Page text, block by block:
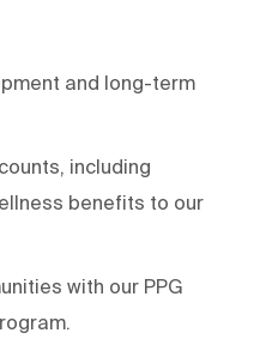
and long-term
including
benefits to our
with our PPG